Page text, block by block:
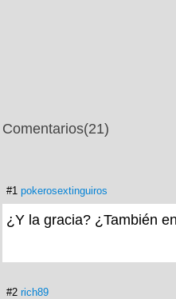
Comentarios(21)
#1 pokerosextinguiros
¿Y la gracia? ¿También
#2 rich89